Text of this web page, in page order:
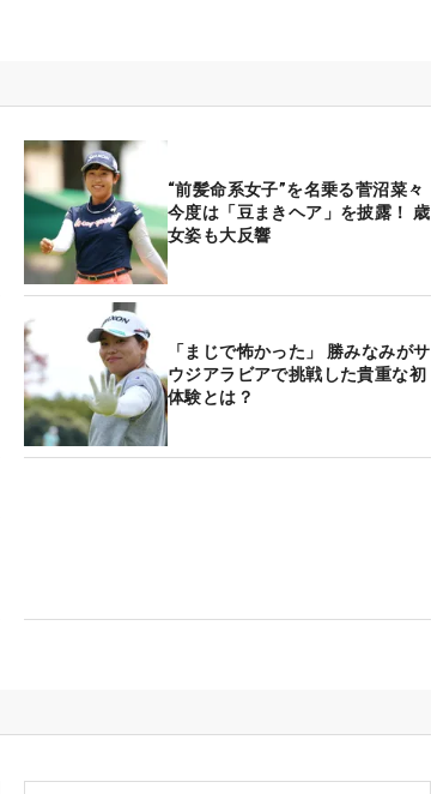
“前髪命系女子”を名乗る菅沼菜々
今度は「豆まきヘア」を披露！ 歳
女姿も大反響
「まじで怖かった」 勝みなみがサ
ウジアラビアで挑戦した貴重な初
体験とは？